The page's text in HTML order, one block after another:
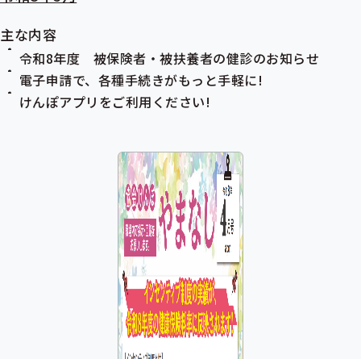
主な内容
令和8年度 被保険者 ・被扶養者の健診のお知らせ
電子申請で、各種手続きがもっと手軽に!
けんぽアプリをご利用ください!